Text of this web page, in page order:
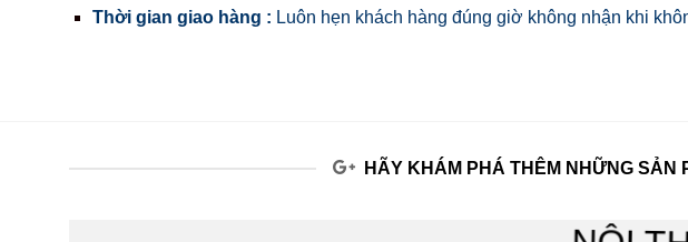
Thời gian giao hàng : Luôn hẹn khách hàng đúng giờ không nhận khi
HÃY KHÁM PHÁ THÊM NHỮNG SẢN